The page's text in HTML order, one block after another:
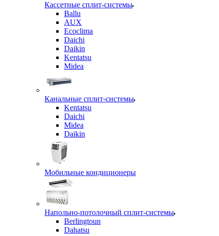
Кассетные сплит-системы
Ballu
AUX
Ecoclima
Daichi
Daikin
Kentatsu
Midea
Канальные сплит-системы
Kentatsu
Daichi
Midea
Daikin
Мобильные кондиционеры
Напольно-потолочный сплит-системы
Berlingtoun
Dahatsu